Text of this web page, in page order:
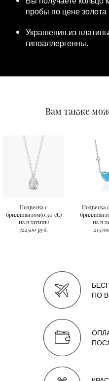
пробы по цене
Украшения из
гипоаллергенны.
Вам также
Подвеска с
бриллиантом(0,50 ct.)
из платины
322500 руб.
Подвеска
из
215700
ПО